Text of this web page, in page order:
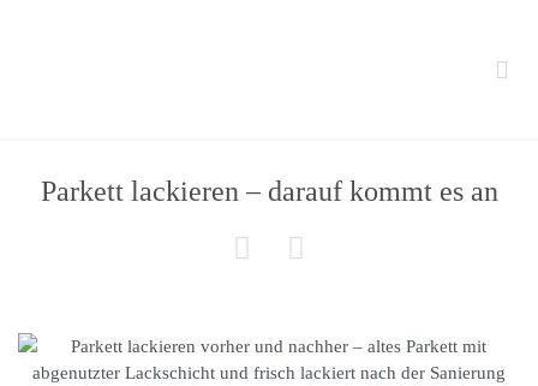

Parkett lackieren – darauf kommt es an
 